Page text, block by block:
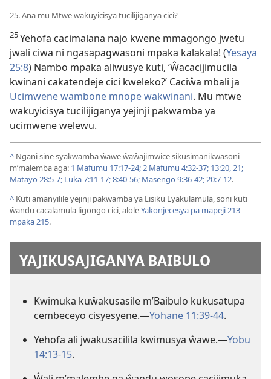
25. Ana mu Mtwe wakuyicisya tucilijiganya cici?
25Yehofa cacimalana najo kwene mmagongo jwetu
jwali ciwa ni ngasapagwasoni mpaka kalakala! (Yesaya
25:8) Nambo mpaka aliwusye kuti, ‘Ŵacacijimucila
kwinani cakatendeje cici kweleko?’ Caciŵa mbali ja
Ucimwene wambone mnope wakwinani. Mu mtwe
wakuyicisya tucilijiganya yejinji pakwamba ya
ucimwene welewu.
^ Ngani sine syakwamba ŵawe ŵaŵajimwice sikusimanikwasoni
m’malemba aga: 1 Mafumu 17:17-24;2 Mafumu 4:32-37; 13:20, 21;
Matayo 28:5-7; Luka 7:11-17;8:40-56; Masengo 9:36-42;20:7-12.
^ Kuti amanyilile yejinji pakwamba ya Lisiku Lyakulamula, soni kuti
ŵandu cacalamula ligongo cici, aloleYakonjecesya pa mapeji 213
mpaka 215.
YAJIKUSAJIGANYA BAIBULO
Kwimuka kuŵakusasile m’Baibulo kukusatupa
cembeceyo cisyesyene.—Yohane 11:39-44.
Yehofa ali jwakusacilila kwimusya ŵawe.—Yobu
14:13-15.